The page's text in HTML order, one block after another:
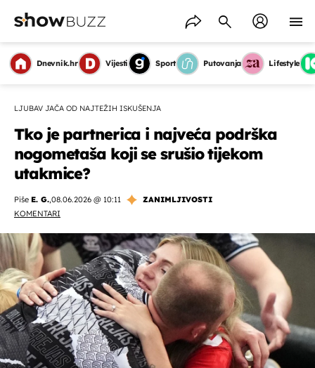
Dnevnik.hr Vijesti Sport Putovanja Lifestyle
LJUBAV JAČA OD NAJTEŽIH ISKUŠENJA
Tko je partnerica i najveća podrška
nogometaša koji se srušio tijekom
utakmice?
Piše E. G.,08.06.2026 @ 10:11
ZANIMLJIVOSTI
KOMENTARI
OMOGUĆI OBAVIJESTI